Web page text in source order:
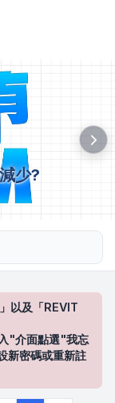
少?
以及「REVIT
"介面點選"我忘
新密碼或重新註